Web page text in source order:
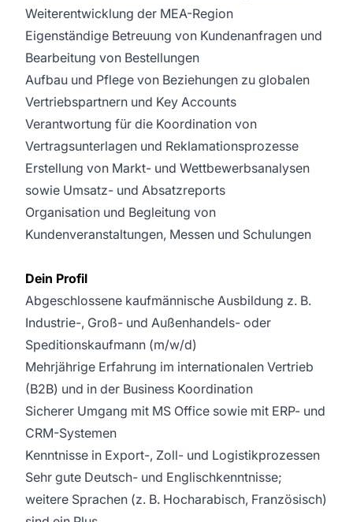
Weiterentwicklung der MEA-Region
Eigenständige Betreuung von Kundenanfragen und
Bearbeitung von Bestellungen
Aufbau und Pflege von Beziehungen zu globalen
Vertriebspartnern und Key Accounts
Verantwortung für die Koordination von
Vertragsunterlagen und Reklamationsprozesse
Erstellung von Markt- und Wettbewerbsanalysen
sowie Umsatz- und Absatzreports
Organisation und Begleitung von
Kundenveranstaltungen, Messen und Schulungen
Dein Profil
Abgeschlossene kaufmännische Ausbildung z. B.
Industrie-, Groß- und Außenhandels- oder
Speditionskaufmann (m/w/d)
Mehrjährige Erfahrung im internationalen Vertrieb
(B2B) und in der Business Koordination
Sicherer Umgang mit MS Office sowie mit ERP- und
CRM-Systemen
Kenntnisse in Export-, Zoll- und Logistikprozessen
Sehr gute Deutsch- und Englischkenntnisse;
weitere Sprachen (z. B. Hocharabisch, Französisch)